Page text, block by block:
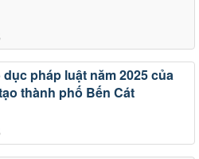
pháp luật năm 2025 của
thành phố Bến Cát